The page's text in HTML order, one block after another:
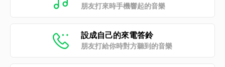
朋友打來時手機響起的音樂
設成自己的來電答鈴
朋友打給你時對方聽到的音樂